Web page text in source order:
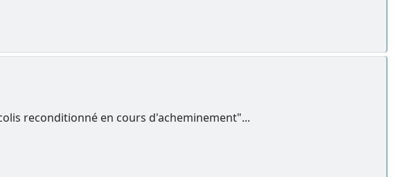
reconditionné en cours d'acheminement"...